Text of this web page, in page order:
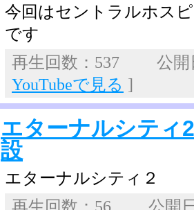
今回はセントラルホス
です
再生回数：537 公
YouTubeで見る ]
エターナルシティ
設
エターナルシティ２